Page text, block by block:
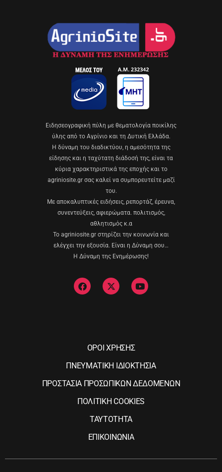
Eιδησεογραφική πύλη με θεματολογία ποικίλης
ύλης από το Αγρίνιο και τη Δυτική Ελλάδα.
Η δύναμη του διαδικτύου, η αμεσότητα της
είδησης και η ταχύτατη διάδοσή της, είναι τα
κύρια χαρακτηριστικά της εποχής και το
agriniosite.gr σας καλεί να συμπορευτείτε μαζί
του.
Με αποκαλυπτικές ειδήσεις, ρεπορτάζ, έρευνα,
συνεντεύξεις, αφιερώματα. πολιτισμός,
αθλητισμός κ.α
Το agriniosite.gr στηρίζει την κοινωνία και
ελέγχει την εξουσία. Είναι η Δύναμη σου…
Η Δύναμη της Ενημέρωσης!
ΟΡΟΙ ΧΡΗΣΗΣ
ΠΝΕΥΜΑΤΙΚΗ ΙΔΙΟΚΤΗΣΙΑ
ΠΡΟΣΤΑΣΙΑ ΠΡΟΣΩΠΙΚΩΝ ΔΕΔΟΜΕΝΩΝ
ΠΟΛΙΤΙΚΗ COOKIES
ΤΑΥΤΟΤΗΤΑ
ΕΠΙΚΟΙΝΩΝΙΑ